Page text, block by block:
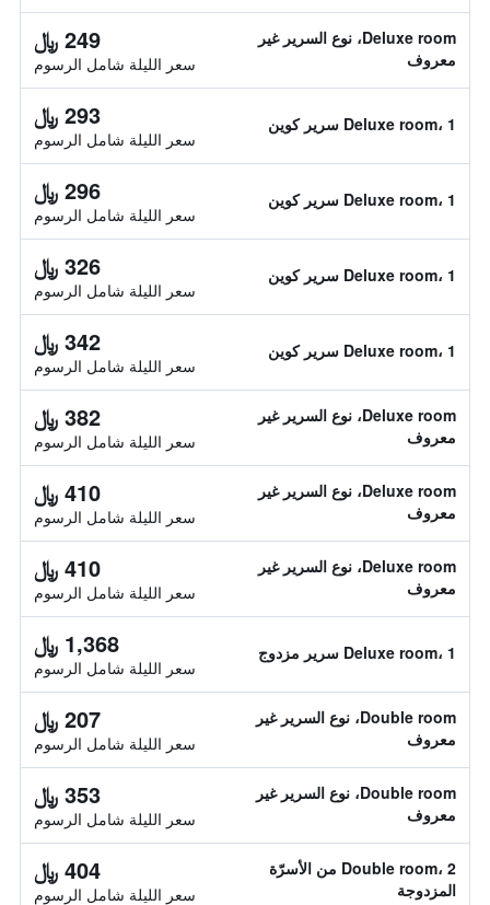
Deluxe room، نوع السرير غير
معروف
249 ﷼
سعر الليلة شامل الرسوم
Deluxe room، 1 سرير كوين 293 ﷼
سعر الليلة شامل الرسوم
Deluxe room، 1 سرير كوين 296 ﷼
سعر الليلة شامل الرسوم
Deluxe room، 1 سرير كوين 326 ﷼
سعر الليلة شامل الرسوم
Deluxe room، 1 سرير كوين 342 ﷼
سعر الليلة شامل الرسوم
Deluxe room، نوع السرير غير
معروف
382 ﷼
سعر الليلة شامل الرسوم
Deluxe room، نوع السرير غير
معروف
410 ﷼
سعر الليلة شامل الرسوم
Deluxe room، نوع السرير غير
معروف
410 ﷼
سعر الليلة شامل الرسوم
Deluxe room، 1 سرير مزدوج 1,368 ﷼
سعر الليلة شامل الرسوم
Double room، نوع السرير غير
معروف
207 ﷼
سعر الليلة شامل الرسوم
Double room، نوع السرير غير
معروف
353 ﷼
سعر الليلة شامل الرسوم
Double room، 2 من الأسرّة
المزدوجة
404 ﷼
سعر الليلة شامل الرسوم